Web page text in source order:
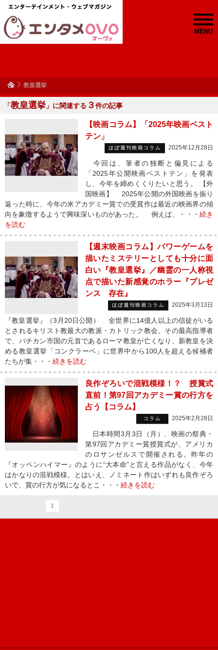
MENU
教皇選挙
「教皇選挙 」に関連する ３件の記事
【映画コラム】「2025年映画ベスト
テン」
ほぼ週刊映画コラム 2025年12月28日
今回は、筆者の独断と偏見による
「2025年公開映画ベストテン」を発表
し、今年を締めくくりたいと思う。 【外
国映画】 2025年公開の外国映画を振り
返った時に、今年の米アカデミー賞での受賞作は最近の映画界の傾
向を象徴するようで興味深いものがあった。 例えば、・・・ 続き
を読む
【週末映画コラム】パワーゲームを
描いたミステリーとしても十分に面
白い『教皇選挙』／幽霊の一人称視
点で描いた新感覚のホラー『プレゼ
ンス 存在』
ほぼ週刊映画コラム 2025年3月13日
『教皇選挙』（3月20日公開） 全世界に14億人以上の信徒がいる
とされるキリスト教最大の教派・カトリック教会。その最高指導者
で、バチカン市国の元首であるローマ教皇が亡くなり、新教皇を決
める教皇選挙「コンクラーベ」に世界中から100人を超える候補者
たちが集・・・ 続きを読む
良作ぞろいで混戦模様！？ 授賞式
直前！第97回アカデミー賞の行方を
占う【コラム】
コラム 2025年2月28日
日本時間3月3日（月）、映画の祭典・
第97回アカデミー賞授賞式が、アメリカ
のロサンゼルスで開催される。昨年の
『オッペンハイマー』のように“大本命”と言える作品がなく、今年
はかなりの混戦模様。とはいえ、ノミネート作はいずれも良作ぞろ
いで、賞の行方が気になるとこ・・・ 続きを読む
1